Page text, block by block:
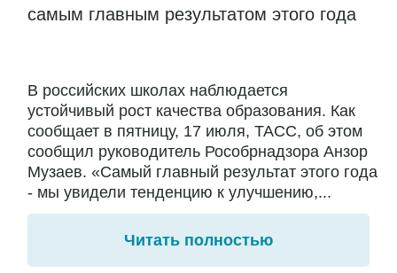
самым главным результатом этого года
В российских школах наблюдается
устойчивый рост качества образования. Как
сообщает в пятницу, 17 июля, ТАСС, об этом
сообщил руководитель Рособрнадзора Анзор
Музаев. «Самый главный результат этого года
- мы увидели тенденцию к улучшению,...
Читать полностью